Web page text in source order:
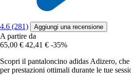
4.6 (281) Aggiungi una recensione
A partire da
65,00 € 42,41 € -35%
Scopri il pantaloncino adidas Adizero,
per prestazioni ottimali durante le tue